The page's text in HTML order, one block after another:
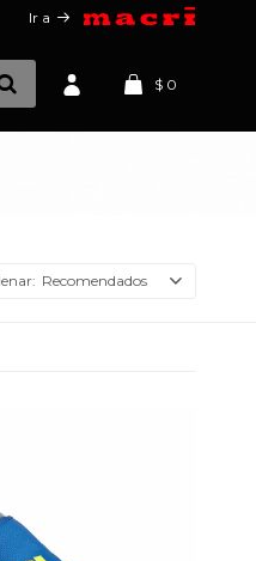
$ 0
Ir a
Recomendados